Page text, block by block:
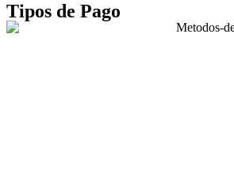
Tipos de Pago